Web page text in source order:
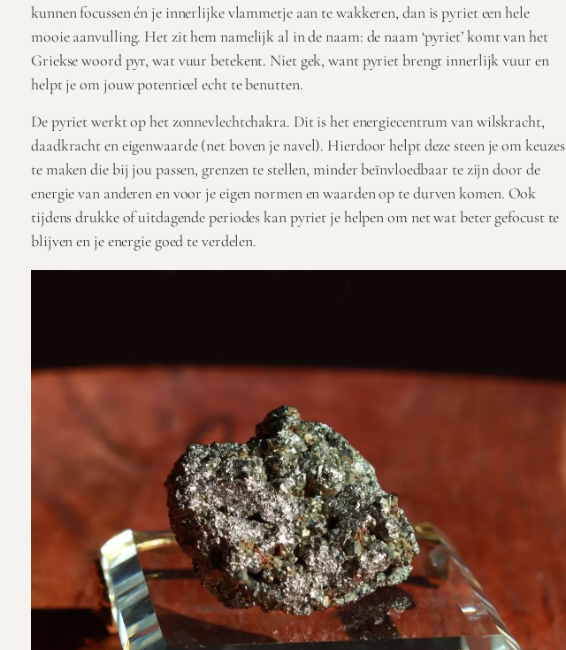
kunnen focussen én je innerlijke vlammetje aan te wakkeren, dan is pyriet een hele
mooie aanvulling. Het zit hem namelijk al in de naam: de naam ‘pyriet’ komt van het
Griekse woord pyr, wat vuur betekent. Niet gek, want pyriet brengt innerlijk vuur en
helpt je om jouw potentieel echt te benutten.
De pyriet werkt op het zonnevlechtchakra. Dit is het energiecentrum van wilskracht,
daadkracht en eigenwaarde (net boven je navel). Hierdoor helpt deze steen je om keuzes
te maken die bij jou passen, grenzen te stellen, minder beïnvloedbaar te zijn door de
energie van anderen en voor je eigen normen en waarden op te durven komen. Ook
tijdens drukke of uitdagende periodes kan pyriet je helpen om net wat beter gefocust te
blijven en je energie goed te verdelen.